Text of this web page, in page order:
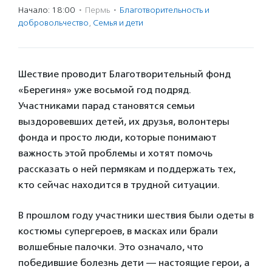
Начало: 18:00 · Пермь · Благотвори­тель­ность и
доброволь­чест­во, Семья и дети
Шествие проводит Благотворительный фонд
«Берегиня» уже восьмой год подряд.
Участниками парад становятся семьи
выздоровевших детей, их друзья, волонтеры
фонда и просто люди, которые понимают
важность этой проблемы и хотят помочь
рассказать о ней пермякам и поддержать тех,
кто сейчас находится в трудной ситуации.
В прошлом году участники шествия были одеты в
костюмы супергероев, в масках или брали
волшебные палочки. Это означало, что
победившие болезнь дети — настоящие герои, а